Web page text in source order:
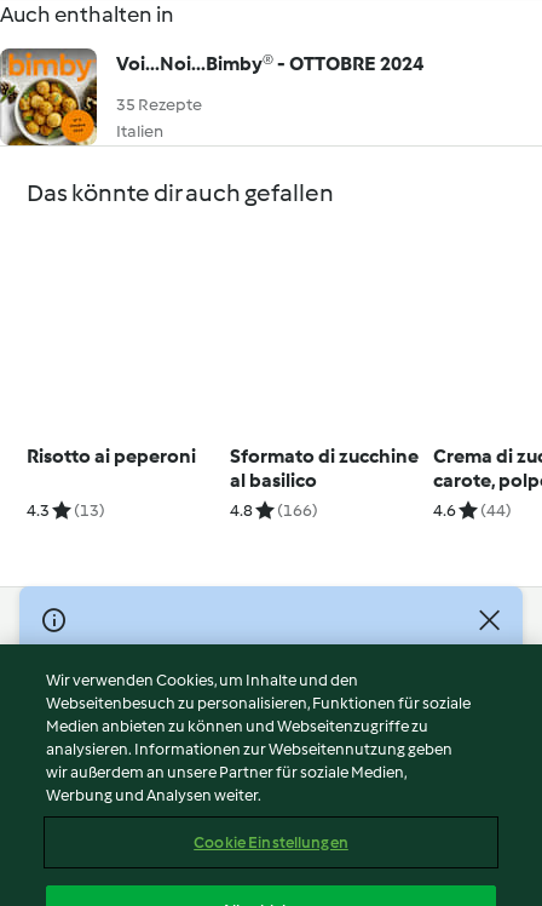
Auch enthalten in
Voi...Noi...Bimby® - OTTOBRE 2024
35 Rezepte
Italien
Das könnte dir auch gefallen
Risotto ai peperoni
4.3 (13)
Sformato di zucchine
al basilico
4.8 (166)
Crema di
carote,
vitello e
4.6 (44)
© Copyright 2026
Nutzungsbedingungen
Datenschutzrichtlinien
Disclaimer
Impressum
Cookies
Abo kündigen
Wir verwenden Cookies, um Inhalte und den
Webseitenbesuch zu personalisieren, Funktionen für soziale
Medien anbieten zu können und Webseitenzugriffe zu
analysieren. Informationen zur Webseitennutzung geben
wir außerdem an unsere Partner für soziale Medien,
Werbung und Analysen weiter.
Cookie Einstellungen